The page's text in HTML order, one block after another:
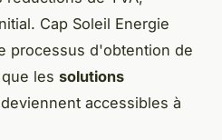
Cap Soleil Energie
processus d'obtention de
les solutions
deviennent accessibles à